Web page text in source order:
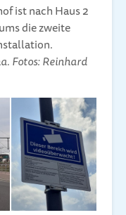
ist nach Haus 2
die zweite
Fotos: Reinhard